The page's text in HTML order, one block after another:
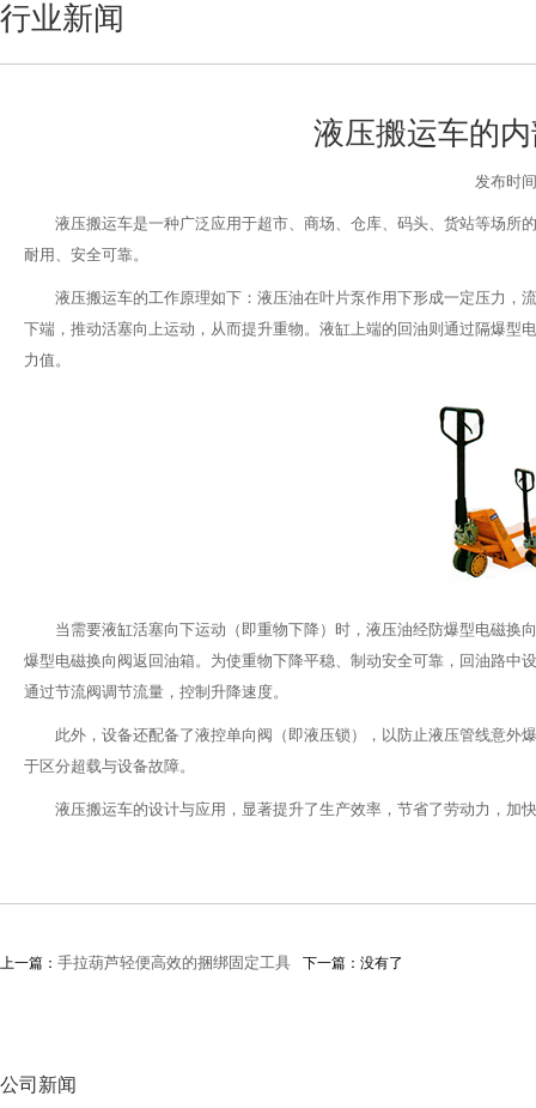
行业新闻
液压搬运车的
发布时
液压搬运车是一种广泛应用于超市、商场、仓库、码头、货站等场所
耐用、安全可靠。
液压搬运车的工作原理如下：液压油在叶片泵作用下形成一定压力，
下端，推动活塞向上运动，从而提升重物。液缸上端的回油则通过隔爆
力值。
当需要液缸活塞向下运动（即重物下降）时，液压油经防爆型电磁
爆型电磁换向阀返回油箱。为使重物下降平稳、制动安全可靠，回油路
通过节流阀调节流量，控制升降速度。
此外，设备还配备了液控单向阀（即液压锁），以防止液压管线意
于区分超载与设备故障。
液压搬运车的设计与应用，显著提升了生产效率，节省了劳动力，加
上一篇： 手拉葫芦轻便高效的捆绑固定工具 下一篇：没有了
公司新闻